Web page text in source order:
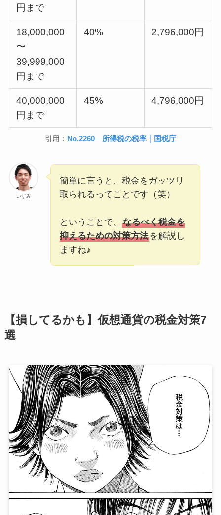
円まで
18,000,000
〜
39,999,000
円まで
40% 2,796,000円
40,000,000
円まで
45% 4,796,000円
引用： No.2260 所得税の税率｜国税庁
いずみ
簡単に言うと、税金をガッツリ
取られるってことです（笑）
ということで、 なるべく税金を
抑えるための対策方法を解説し
ますね♪
【損してるかも】仮想通貨の税金対策7
選